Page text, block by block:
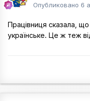
Опубликовано 6
Працівниця сказала,
українське. Це ж теж